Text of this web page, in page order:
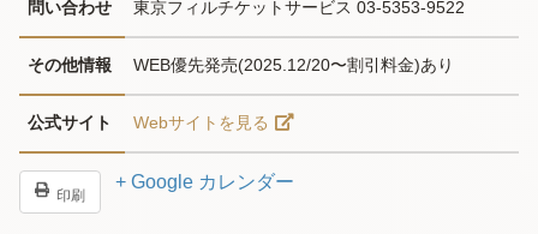
問い合わせ 東京フィルチケットサービス 03-5353-9522
その他情報 WEB優先発売(2025.12/20〜割引料金)あり
公式サイト Webサイトを見る
印刷
+ Google カレンダー